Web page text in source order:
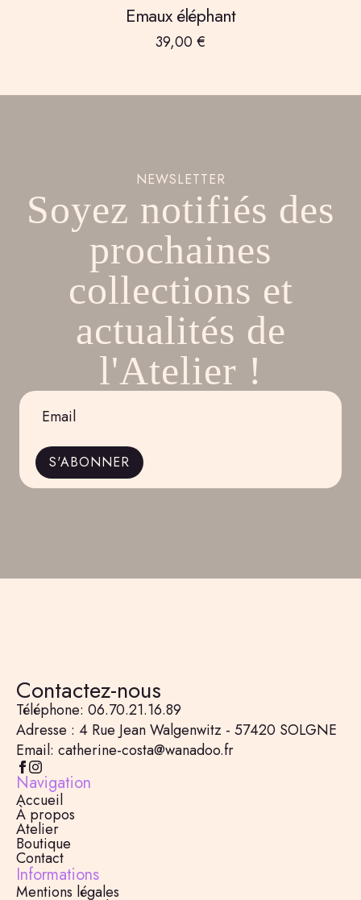
Emaux éléphant
39,00 €
NEWSLETTER
Soyez notifiés des
prochaines
collections et
actualités de
l'Atelier !
*
S'ABONNER
Contactez-nous
Téléphone: 06.70.21.16.89
Adresse : 4 Rue Jean Walgenwitz - 57420 SOLGNE
Email: catherine-costa@wanadoo.fr
Navigation
Accueil
À propos
Atelier
Boutique
Contact
Informations
Mentions légales